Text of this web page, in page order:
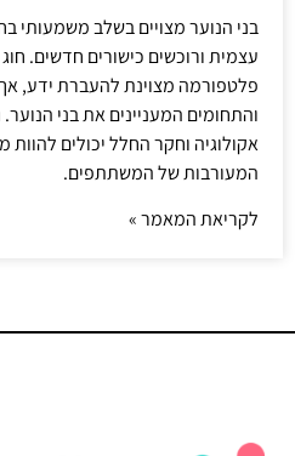
בני הנוער מצויים בשלב משמעותי
עצמית ורוכשים כישורים חדשים. חוג
פלטפורמה מצוינת להעברת ידע,
והתחומים המעניינים את בני הנוער.
אקולוגיה וחקר החלל יכולים
המעורבות של המשתתפים.
לקריאת המאמר »